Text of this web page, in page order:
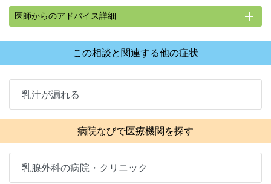
医師からのアドバイス詳細 add
この相談と関連する他の症状
乳汁が漏れる
病院なびで医療機関を探す
乳腺外科の病院・クリニック